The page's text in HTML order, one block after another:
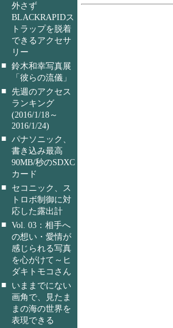
外さず
BLACKRAPIDス
トラップを脱着
できるアクセサ
リー
■ 鈴木和幸写真展
「彼らの流儀」
■ 先週のアクセス
ランキング
(2016/1/18～
2016/1/24)
■ パナソニック、
書き込み最高
90MB/秒のSDXC
カード
■
セコニック、ス
トロボ制御に対
応した露出計
■ Vol. 03：相手へ
の想い・愛情が
感じられる写真
を心がけて～ヒ
ダキトモコさん
■
いままでにない
画角で、見たま
まの海の世界を
表現できる